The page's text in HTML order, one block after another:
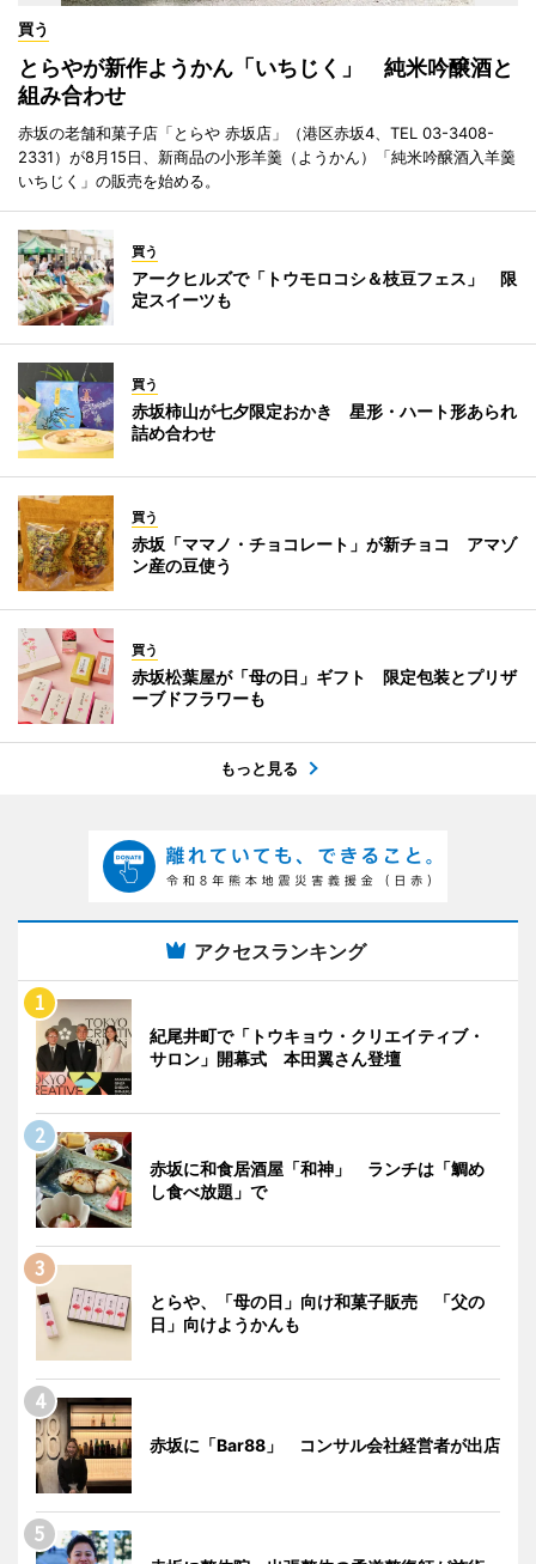
買う
とらやが新作ようかん「いちじく」 純米吟醸酒と
組み合わせ
赤坂の老舗和菓子店「とらや 赤坂店」（港区赤坂4、TEL 03-3408-
2331）が8月15日、新商品の小形羊羹（ようかん）「純米吟醸酒入羊羹
いちじく」の販売を始める。
買う
アークヒルズで「トウモロコシ＆枝豆フェス」 限
定スイーツも
買う
赤坂柿山が七夕限定おかき 星形・ハート形あられ
詰め合わせ
買う
赤坂「ママノ・チョコレート」が新チョコ アマゾ
ン産の豆使う
買う
赤坂松葉屋が「母の日」ギフト 限定包装とプリザ
ーブドフラワーも
もっと見る
アクセスランキング
紀尾井町で「トウキョウ・クリエイティブ・
サロン」開幕式 本田翼さん登壇
赤坂に和食居酒屋「和神」 ランチは「鯛め
し食べ放題」で
とらや、「母の日」向け和菓子販売 「父の
日」向けようかんも
赤坂に「Bar88」 コンサル会社経営者が出店